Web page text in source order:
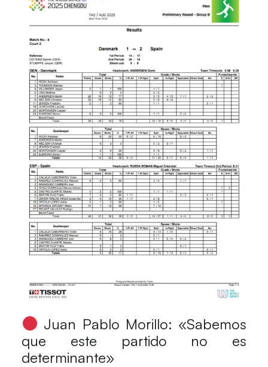
Juan Pablo Morillo: «Sabemos
que este partido no es
determinante»